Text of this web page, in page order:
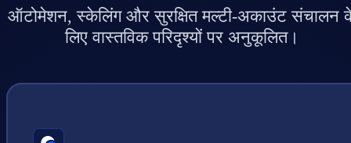
ऑटोमेशन, स्केलिंग और सुरक्षित मल्टी-अकाउंट संचालन
लिए वास्तविक परिदृश्यों पर अनुकूलित।